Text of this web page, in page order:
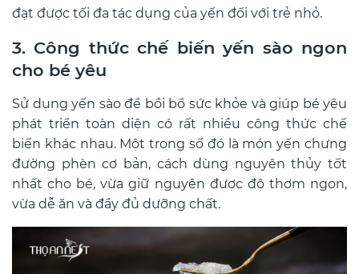
đạt được tối đa tác dụng của yến đối với trẻ nhỏ.
3. Công thức chế biến yến sào ngon
cho bé yêu
Sử dụng yến sào để bồi bổ sức khỏe và giúp bé yêu
phát triển toàn diện có rất nhiều công thức chế
biến khác nhau. Một trong số đó là món yến chưng
đường phèn cơ bản, cách dùng nguyên thủy tốt
nhất cho bé, vừa giữ nguyên được độ thơm ngon,
vừa dễ ăn và đầy đủ dưỡng chất.